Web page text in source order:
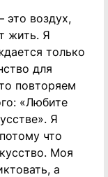
это воздух,
жить. Я
только
для
повторяем
«Любите
Я
что
Моя
а